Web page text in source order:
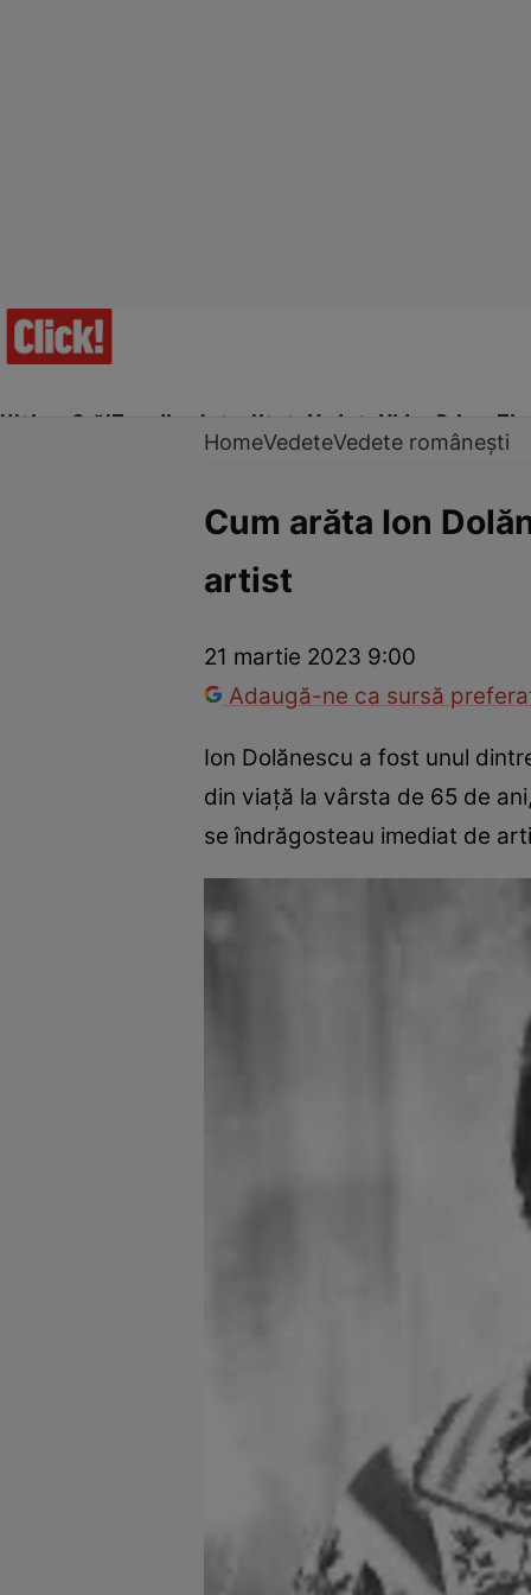
Ultima Oră!Trending Actualitate Vedete Video Prime
Vedete internaționaleVedete românești
HomeVedeteVedete românești
Cum arăta Ion
artist
21 martie 2023 9:00
Adaugă-ne ca sursă
Ion Dolănescu a fost unul
din viață la vârsta de 65 de
se îndrăgosteau imediat de